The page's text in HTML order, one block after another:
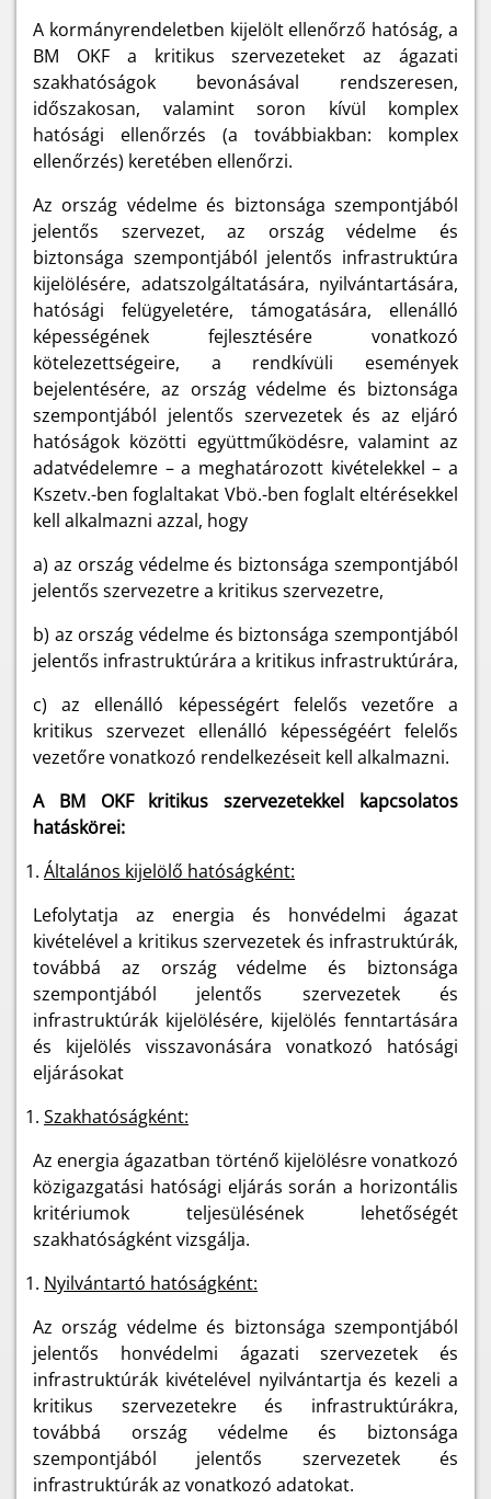
A kormányrendeletben kijelölt ellenőrző hatóság, a
BM OKF a kritikus szervezeteket az ágazati
szakhatóságok bevonásával rendszeresen,
időszakosan, valamint soron kívül komplex
hatósági ellenőrzés (a továbbiakban: komplex
ellenőrzés) keretében ellenőrzi.
Az ország védelme és biztonsága szempontjából
jelentős szervezet, az ország védelme és
biztonsága szempontjából jelentős infrastruktúra
kijelölésére, adatszolgáltatására, nyilvántartására,
hatósági felügyeletére, támogatására, ellenálló
képességének fejlesztésére vonatkozó
kötelezettségeire, a rendkívüli események
bejelentésére, az ország védelme és biztonsága
szempontjából jelentős szervezetek és az eljáró
hatóságok közötti együttműködésre, valamint az
adatvédelemre – a meghatározott kivételekkel – a
Kszetv.-ben foglaltakat Vbö.-ben foglalt eltérésekkel
kell alkalmazni azzal, hogy
a) az ország védelme és biztonsága szempontjából
jelentős szervezetre a kritikus szervezetre,
b) az ország védelme és biztonsága szempontjából
jelentős infrastruktúrára a kritikus infrastruktúrára,
c) az ellenálló képességért felelős vezetőre a
kritikus szervezet ellenálló képességéért felelős
vezetőre vonatkozó rendelkezéseit kell alkalmazni.
A BM OKF kritikus szervezetekkel kapcsolatos
hatáskörei:
Általános kijelölő hatóságként:
Lefolytatja az energia és honvédelmi ágazat
kivételével a kritikus szervezetek és infrastruktúrák,
továbbá az ország védelme és biztonsága
szempontjából jelentős szervezetek és
infrastruktúrák kijelölésére, kijelölés fenntartására
és kijelölés visszavonására vonatkozó hatósági
eljárásokat
Szakhatóságként:
Az energia ágazatban történő kijelölésre vonatkozó
közigazgatási hatósági eljárás során a horizontális
kritériumok teljesülésének lehetőségét
szakhatóságként vizsgálja.
Nyilvántartó hatóságként:
Az ország védelme és biztonsága szempontjából
jelentős honvédelmi ágazati szervezetek és
infrastruktúrák kivételével nyilvántartja és kezeli a
kritikus szervezetekre és infrastruktúrákra,
továbbá ország védelme és biztonsága
szempontjából jelentős szervezetek és
infrastruktúrák az vonatkozó adatokat.